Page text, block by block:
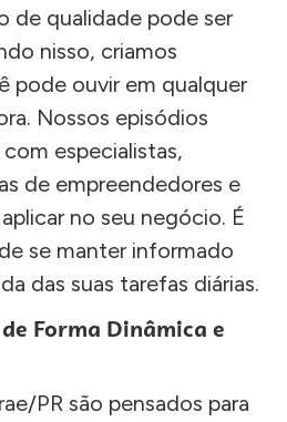
de qualidade pode ser
nisso, criamos
pode ouvir em qualquer
Nossos episódios
especialistas,
de empreendedores e
no seu negócio. É
se manter informado
das suas tarefas diárias.
Forma Dinâmica e
PR são pensados para